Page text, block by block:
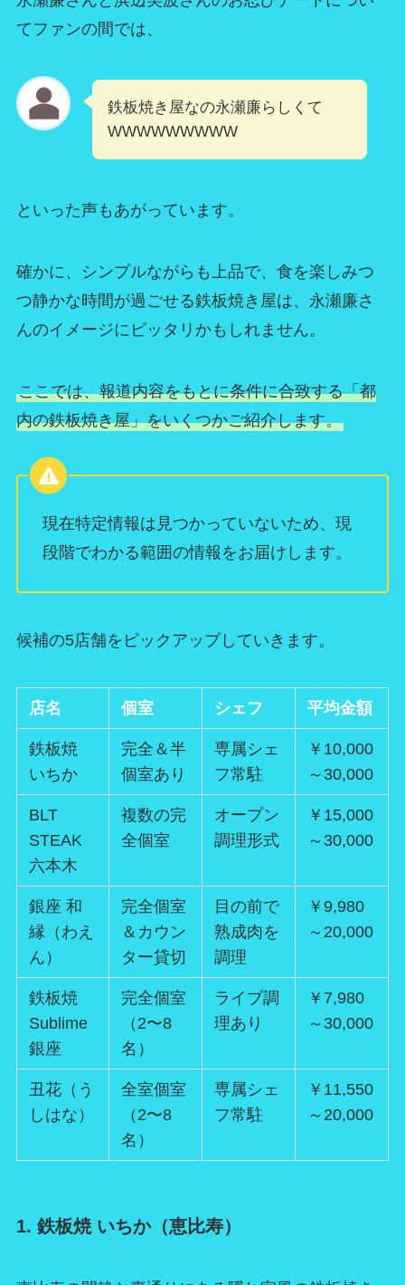
てファンの間では、
鉄板焼き屋なの永瀬廉らしくて
WWWWWWWWW
といった声もあがっています。
確かに、シンプルながらも上品で、食を楽しみつ
つ静かな時間が過ごせる鉄板焼き屋は、永瀬廉さ
んのイメージにピッタリかもしれません。
ここでは、報道内容をもとに条件に合致する「都
内の鉄板焼き屋」をいくつかご紹介します。
現在特定情報は見つかっていないため、現
段階でわかる範囲の情報をお届けします。
候補の5店舗をピックアップしていきます。
店名 個室 シェフ 平均金額
鉄板焼
いちか
完全＆半
個室あり
専属シェ
フ常駐
￥10,000
～30,000
BLT
STEAK
六本木
複数の完
全個室
オープン
調理形式
￥15,000
～30,000
銀座 和
縁（わえ
ん）
完全個室
＆カウン
ター貸切
目の前で
熟成肉を
調理
￥9,980
～20,000
鉄板焼
Sublime
銀座
完全個室
（2〜8
名）
ライブ調
理あり
￥7,980
～30,000
丑花（う
しはな）
全室個室
（2〜8
名）
専属シェ
フ常駐
￥11,550
～20,000
1. 鉄板焼 いちか（恵比寿）